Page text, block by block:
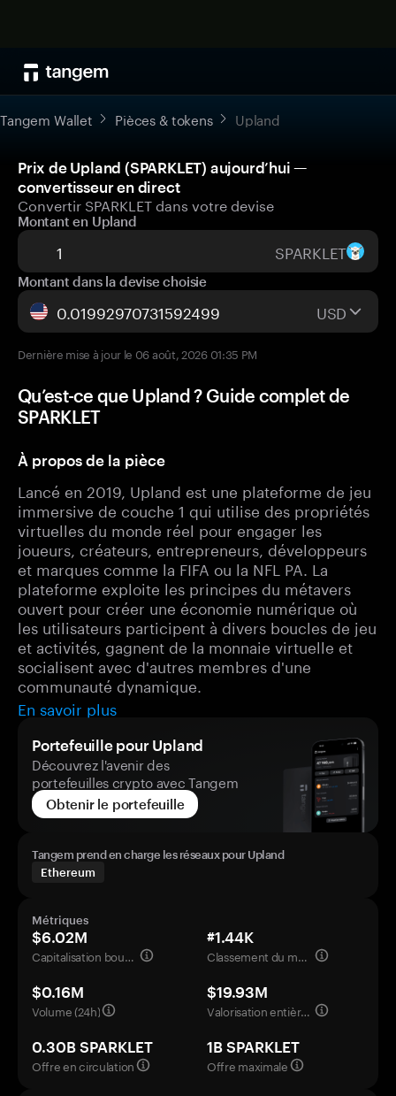
Tangem Wallet Pièces & tokens Upland
Prix de Upland (SPARKLET) aujourd’hui —
convertisseur en direct
Convertir SPARKLET dans votre devise
Montant en Upland
SPARKLET
Montant dans la devise choisie
USD
Dernière mise à jour le 06 août, 2026 01:35 PM
Qu’est-ce que Upland ? Guide complet de
SPARKLET
À propos de la pièce
Lancé en 2019, Upland est une plateforme de jeu
immersive de couche 1 qui utilise des propriétés
virtuelles du monde réel pour engager les
joueurs, créateurs, entrepreneurs, développeurs
et marques comme la FIFA ou la NFL PA. La
plateforme exploite les principes du métavers
ouvert pour créer une économie numérique où
les utilisateurs participent à divers boucles de jeu
et activités, gagnent de la monnaie virtuelle et
socialisent avec d'autres membres d'une
communauté dynamique.
En savoir plus
Portefeuille pour Upland
Découvrez l'avenir des
portefeuilles crypto avec Tangem
Obtenir le portefeuille
Tangem prend en charge les réseaux pour Upland
Ethereum
Métriques
$6.02M
Capitalisation boursière
#1.44K
Classement du marché
$0.16M
Volume (24h)
$19.93M
Valorisation entièrement diluée
0.30B SPARKLET
Offre en circulation
1B SPARKLET
Offre maximale